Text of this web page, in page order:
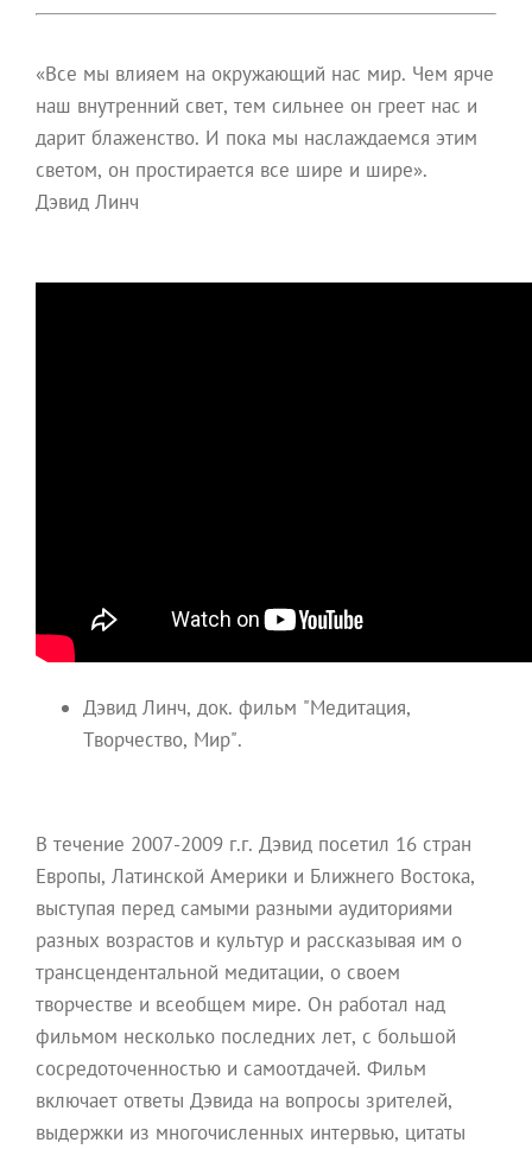
«Все мы влияем на окружающий нас мир. Чем ярче
наш внутренний свет, тем сильнее он греет нас и
дарит блаженство. И пока мы наслаждаемся этим
светом, он простирается все шире и шире».
Дэвид Линч
Дэвид Линч, док. фильм "Медитация,
Творчество, Мир".
В течение 2007-2009 г.г. Дэвид посетил 16 стран
Европы, Латинской Америки и Ближнего Востока,
выступая перед самыми разными аудиториями
разных возрастов и культур и рассказывая им о
трансцендентальной медитации, о своем
творчестве и всеобщем мире. Он работал над
фильмом несколько последних лет, с большой
сосредоточенностью и самоотдачей. Фильм
включает ответы Дэвида на вопросы зрителей,
выдержки из многочисленных интервью, цитаты